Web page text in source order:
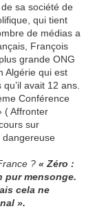
sa société de
qui tient
de médias a
François
grande ONG
Algérie qui est
avait 12 ans.
Conférence
( Affronter
sur
dangereuse
? « Zéro :
pur mensonge.
cela ne
».